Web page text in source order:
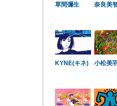
草間彌生 奈良美
KYNE(キネ) 小松美